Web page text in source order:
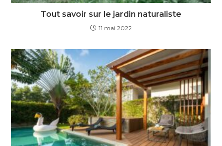
Tout savoir sur le jardin naturaliste
11 mai 2022